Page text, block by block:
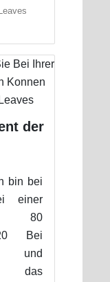
der
bin bei
einer
80
Bei
und
das